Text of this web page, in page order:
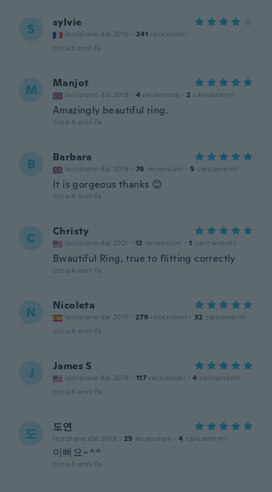
S sylvie
Iscrizione dal 2016 · 241 recensioni
circa 3 anni fa
M Manjot
Iscrizione dal 2019 · 4 recensioni · 2 caricamenti
Amazingly beautiful ring.
circa 4 anni fa
B Barbara
Iscrizione dal 2018 · 76 recensioni · 5 caricamenti
It is gorgeous thanks 😊
circa 4 anni fa
C Christy
Iscrizione dal 2021 · 12 recensioni · 1 caricamenti
Bwautiful Ring, true to flitting correctly
circa 4 anni fa
N Nicoleta
Iscrizione dal 2017 · 279 recensioni · 32 caricamenti
circa 4 anni fa
J James S
Iscrizione dal 2018 · 117 recensioni · 4 caricamenti
circa 4 anni fa
도 도연
Iscrizione dal 2019 · 25 recensioni · 4 caricamenti
이뻐요~^^
circa 4 anni fa